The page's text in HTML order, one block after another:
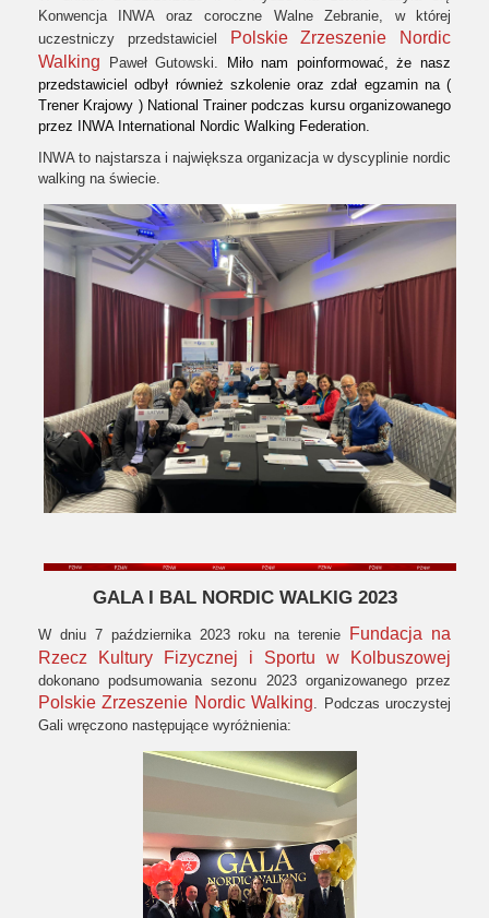
Konwencja INWA oraz coroczne Walne Zebranie, w której
uczestniczy przedstawiciel
Polskie Zrzeszenie Nordic
Walking Paweł Gutowski.
Miło nam poinformować, że nasz
przedstawiciel odbył również szkolenie oraz zdał egzamin na (
Trener Krajowy ) National Trainer podczas kursu organizowanego
przez INWA International Nordic Walking Federation.
INWA to najstarsza i największa organizacja w dyscyplinie nordic
walking na świecie.
GALA I BAL NORDIC WALKIG 2023
W dniu 7 października 2023 roku na terenie
Fundacja na
Rzecz Kultury Fizycznej i Sportu w Kolbuszowej
dokonano podsumowania sezonu 2023 organizowanego przez
Polskie Zrzeszenie Nordic Walking. Podczas uroczystej
Gali wręczono następujące wyróżnienia: